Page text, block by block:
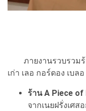
ภายงานรวบรวมร้
เก่า เลอ กอร์ดอง เบล
ร้าน A Piece of
จากเนยฝรั่งเศ